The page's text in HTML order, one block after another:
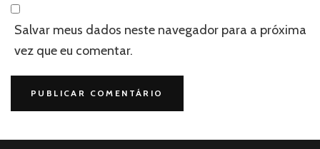
Salvar meus dados neste navegador para a próxima
vez que eu comentar.